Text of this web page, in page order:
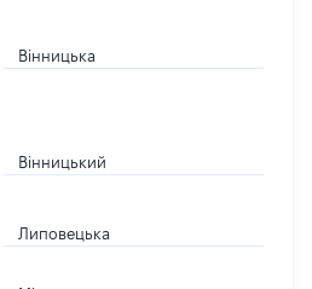
Вінницька
Вінницький
Липовецька